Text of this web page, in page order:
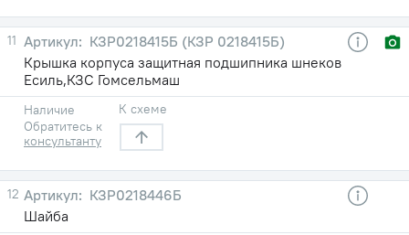
11
КЗР0218415Б (КЗР 0218415Б)
Крышка корпуса защитная подшипника шнеков
Есиль,КЗС Гомсельмаш
Наличие
Обратитесь к
консультанту
К схеме
12
КЗР0218446Б
Шайба